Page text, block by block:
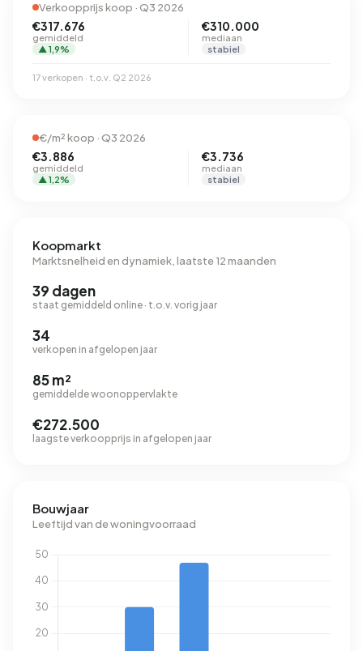
Verkoopprijs koop · Q3 2026
€317.676
gemiddeld
▲ 1,9%
€310.000
mediaan
stabiel
17 verkopen · t.o.v. Q2 2026
€/m² koop · Q3 2026
€3.886
gemiddeld
▲ 1,2%
€3.736
mediaan
stabiel
Koopmarkt
Marktsnelheid en dynamiek, laatste 12 maanden
39 dagen
staat gemiddeld online · t.o.v. vorig jaar
34
verkopen in afgelopen jaar
85 m²
gemiddelde woonoppervlakte
€272.500
laagste verkoopprijs in afgelopen jaar
Bouwjaar
Leeftijd van de woningvoorraad